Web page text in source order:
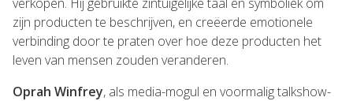
zijn producten te beschrijven, en creëerde emotionele
verbinding door te praten over hoe deze producten het
leven van mensen zouden veranderen.
Oprah Winfrey, als media-mogul en voormalig talkshow-